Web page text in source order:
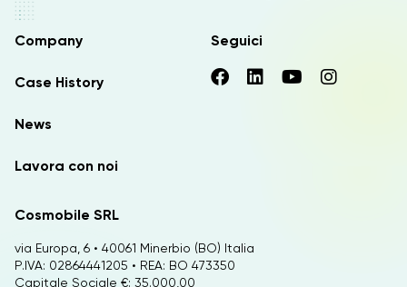
Cosmobile SRL
via Europa, 6 • 40061 Minerbio (BO) Italia
P.IVA: 02864441205 • REA: BO 473350
Capitale Sociale €: 35.000,00
Company
Case History
News
Lavora con noi
Seguici